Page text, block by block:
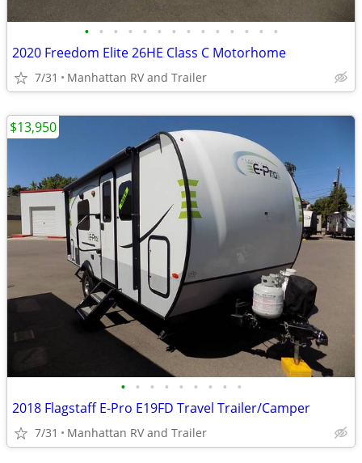
• • • • • • • • • • • • • •
2020 Freedom Elite 26HE Class C Motorhome
7/31 Manhattan RV and Trailer
• • • • • • • • •
2018 Flagstaff E-Pro E19FD Travel Trailer/Camper
7/31 Manhattan RV and Trailer
$13,950